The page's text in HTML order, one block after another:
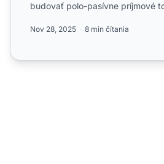
budovať polo-pasívne príjmové
Nov 28, 2025 8 min čítania